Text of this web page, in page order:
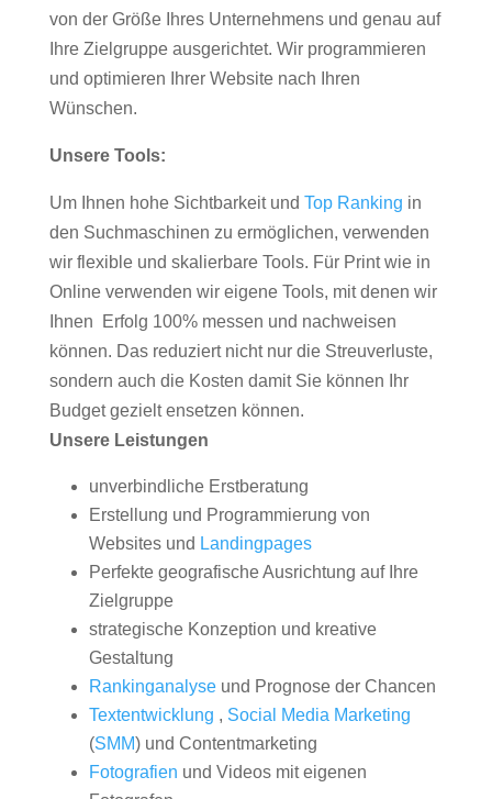
von der Größe Ihres Unternehmens und genau auf
Ihre Zielgruppe ausgerichtet. Wir programmieren
und optimieren Ihrer Website nach Ihren
Wünschen.
Unsere Tools:
Um Ihnen hohe Sichtbarkeit und Top Ranking in
den Suchmaschinen zu ermöglichen, verwenden
wir flexible und skalierbare Tools. Für Print wie in
Online verwenden wir eigene Tools, mit denen wir
Ihnen Erfolg 100% messen und nachweisen
können. Das reduziert nicht nur die Streuverluste,
sondern auch die Kosten damit Sie können Ihr
Budget gezielt ensetzen können.
Unsere Leistungen
unverbindliche Erstberatung
Erstellung und Programmierung von
Websites und Landingpages
Perfekte geografische Ausrichtung auf Ihre
Zielgruppe
strategische Konzeption und kreative
Gestaltung
Rankinganalyseund Prognose der Chancen
Textentwicklung , Social Media Marketing
(SMM) und Contentmarketing
Fotografien und Videos mit eigenen